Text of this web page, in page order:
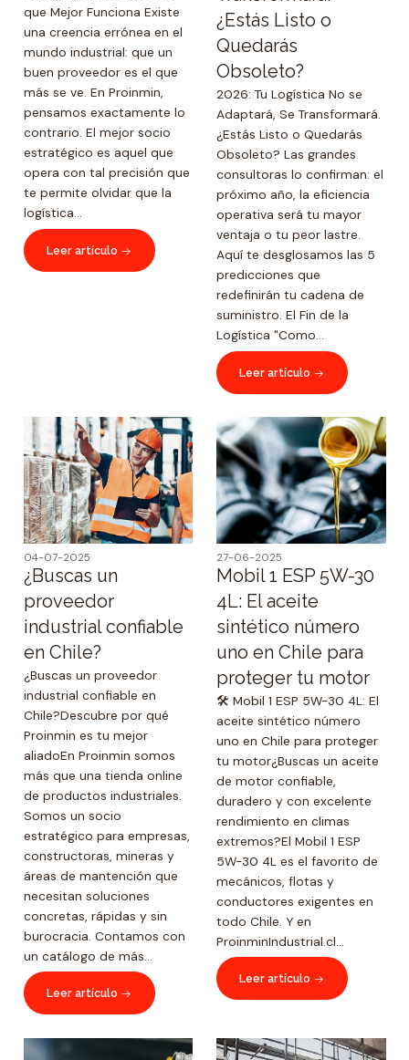
que Mejor Funciona Existe
una creencia errónea en el
mundo industrial: que un
buen proveedor es el que
más se ve. En Proinmin,
pensamos exactamente lo
contrario. El mejor socio
estratégico es aquel que
opera con tal precisión que
te permite olvidar que la
logística...
Leer artículo
¿Estás Listo o
Quedarás
Obsoleto?
2026: Tu Logística No se
Adaptará, Se Transformará.
¿Estás Listo o Quedarás
Obsoleto? Las grandes
consultoras lo confirman: el
próximo año, la eficiencia
operativa será tu mayor
ventaja o tu peor lastre.
Aquí te desglosamos las 5
predicciones que
redefinirán tu cadena de
suministro. El Fin de la
Logística "Como...
Leer artículo
04-07-2025
¿Buscas un
proveedor
industrial confiable
en Chile?
¿Buscas un proveedor
industrial confiable en
Chile?Descubre por qué
Proinmin es tu mejor
aliadoEn Proinmin somos
más que una tienda online
de productos industriales.
Somos un socio
estratégico para empresas,
constructoras, mineras y
áreas de mantención que
necesitan soluciones
concretas, rápidas y sin
burocracia. Contamos con
un catálogo de más...
Leer artículo
27-06-2025
Mobil 1 ESP 5W-30
4L: El aceite
sintético número
uno en Chile para
proteger tu motor
🛠️ Mobil 1 ESP 5W-30 4L: El
aceite sintético número
uno en Chile para proteger
tu motor¿Buscas un aceite
de motor confiable,
duradero y con excelente
rendimiento en climas
extremos?El Mobil 1 ESP
5W-30 4L es el favorito de
mecánicos, flotas y
conductores exigentes en
todo Chile. Y en
ProinminIndustrial.cl...
Leer artículo